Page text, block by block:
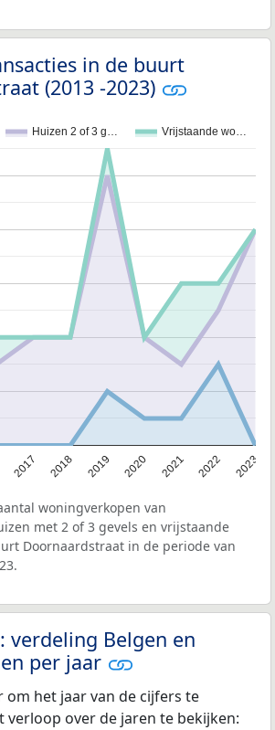
in de buurt
(2013 -2023)
Huizen 2 of 3 g… Vrijstaande wo…
2017 2018 2019 2020 2021 2022 2023
woningverkopen van
met 2 of 3 gevels en vrijstaande
Doornaardstraat in de periode van
verdeling Belgen en
per jaar
het jaar van de cijfers te
verloop over de jaren te bekijken: